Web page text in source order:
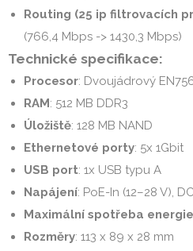
Routing (25 ip filtrovacích
(766,4 Mbps -> 1430,3 Mbps)
Technické specifikace:
Procesor: Dvoujádrový
RAM: 512 MB DDR3
Úložiště: 128 MB NAND
Ethernetové porty: 5x 1Gbit
USB port: 1x USB typu A
Napájení: PoE-In (12–28 V),
Maximální spotřeba energie
Rozměry: 113 x 89 x 28 mm